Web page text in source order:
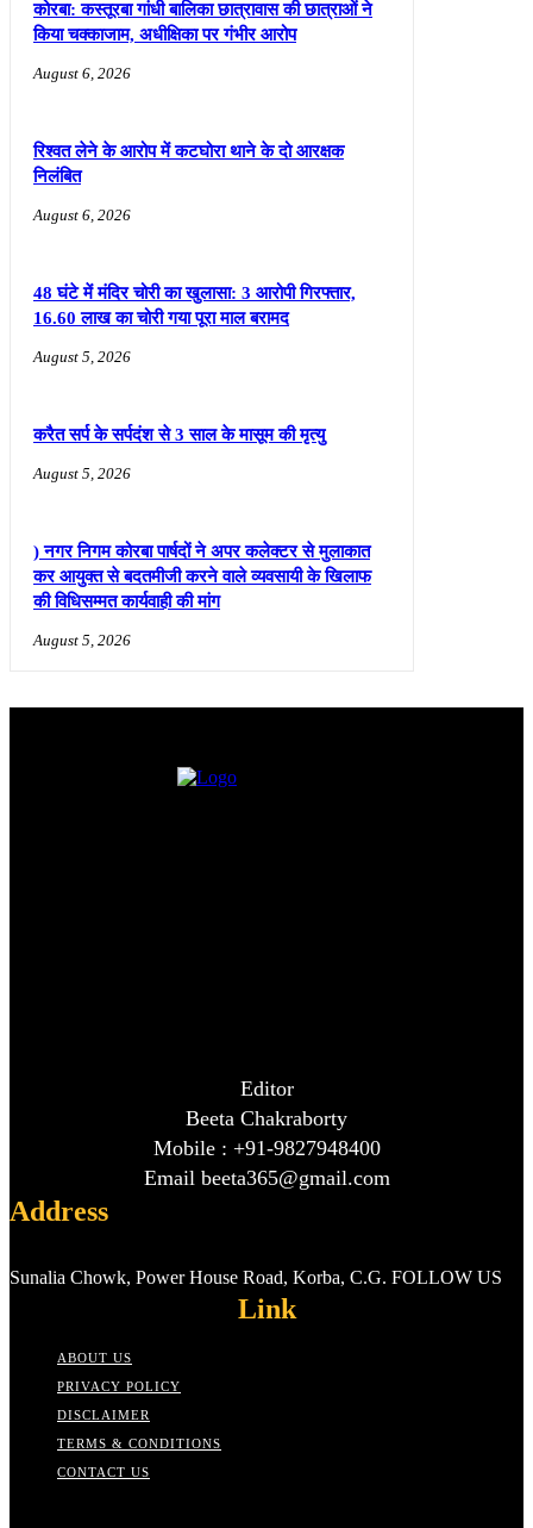
कोरबा: कस्तूरबा गांधी बालिका छात्रावास की छात्राओं ने
किया चक्काजाम, अधीक्षिका पर गंभीर आरोप
August 6, 2026
रिश्वत लेने के आरोप में कटघोरा थाने के दो आरक्षक
निलंबित
August 6, 2026
48 घंटे में मंदिर चोरी का खुलासा: 3 आरोपी गिरफ्तार,
16.60 लाख का चोरी गया पूरा माल बरामद
August 5, 2026
करैत सर्प के सर्पदंश से 3 साल के मासूम की मृत्यु
August 5, 2026
) नगर निगम कोरबा पार्षदों ने अपर कलेक्टर से मुलाकात
कर आयुक्त से बदतमीजी करने वाले व्यवसायी के खिलाफ
की विधिसम्मत कार्यवाही की मांग
August 5, 2026
Editor
Beeta Chakraborty
Mobile : +91-9827948400
Email beeta365@gmail.com
Address
Sunalia Chowk, Power House Road, Korba, C.G. FOLLOW US
Link
ABOUT US
PRIVACY POLICY
DISCLAIMER
TERMS & CONDITIONS
CONTACT US